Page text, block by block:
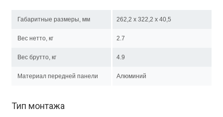
Габаритные размеры, мм 262,2 x 322,2 x 40,5
Вес нетто, кг 2.7
Вес брутто, кг 4.9
Материал передней панели Алюминий
Тип монтажа